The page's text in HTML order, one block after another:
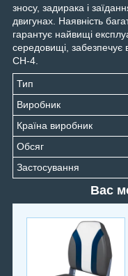
зносу, задирака і
двигунах. Наявність
гарантує найвищі
середовищі, забезпечує
CH-4.
Тип
Виробник
Країна виробник
Обсяг
Застосування
Вас